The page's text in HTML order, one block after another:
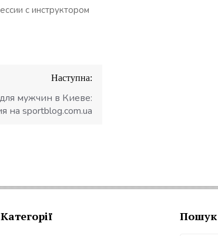
с инструктором
Наступна:
мужчин в Киеве:
на sportblog.com.ua
Категорії Пошук